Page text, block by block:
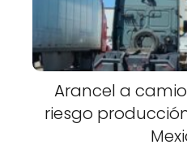
Arancel a
riesgo